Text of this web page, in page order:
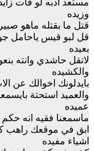
وزيده
قتل ما بقتله ماهو
قل لبو قيس ياحامل
بعيده
لاتقل حاشدي وانته
والكشيده
بايدلونك اخوالك عن
والعميد استحتة
عميده
ماسمعنا فقيه انه حكم
ابق في موقعك راهب
اشياء مفيده